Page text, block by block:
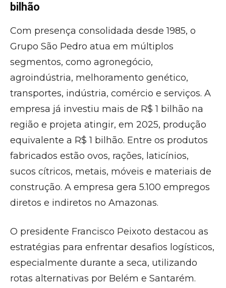
bilhão
Com presença consolidada desde 1985, o
Grupo São Pedro atua em múltiplos
segmentos, como agronegócio,
agroindústria, melhoramento genético,
transportes, indústria, comércio e serviços. A
empresa já investiu mais de R$ 1 bilhão na
região e projeta atingir, em 2025, produção
equivalente a R$ 1 bilhão. Entre os produtos
fabricados estão ovos, rações, laticínios,
sucos cítricos, metais, móveis e materiais de
construção. A empresa gera 5.100 empregos
diretos e indiretos no Amazonas.
O presidente Francisco Peixoto destacou as
estratégias para enfrentar desafios logísticos,
especialmente durante a seca, utilizando
rotas alternativas por Belém e Santarém.